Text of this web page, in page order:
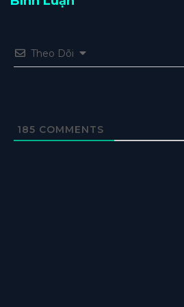
Theo Dõi
185 COMMENTS